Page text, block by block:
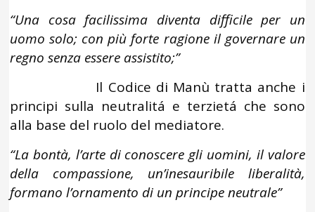
“Una cosa facilissima diventa difficile per un
uomo solo; con più forte ragione il governare un
regno senza essere assistito;”
Il Codice di Manù tratta anche i
principi sulla neutralitá e terzietá che sono
alla base del ruolo del mediatore.
“La bontà, l’arte di conoscere gli uomini, il valore
della compassione, un’inesauribile liberalità,
formano l’ornamento di un principe neutrale”